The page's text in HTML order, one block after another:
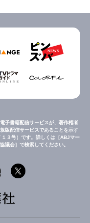
子書籍配信サービスが、著作権者
版配信サービスであることを示す
３号）です。詳しくは［ABJマー
議会］で検索してください。